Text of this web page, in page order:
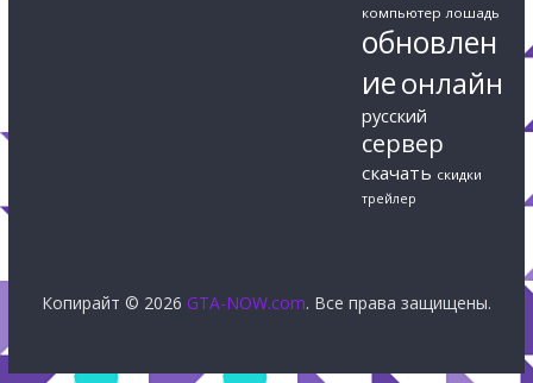
компьютер лошадь
обновлен
иеонлайн
русский
сервер
скачать скидки
трейлер
Копирайт © 2026 GTA-NOW.com. Все права защищены.